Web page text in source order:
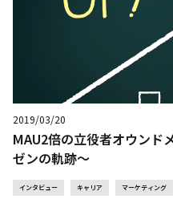
2019/03/20
MAU2倍の立役者オウンド
ゼンの軌跡〜
インタビュー キャリア マーケティング